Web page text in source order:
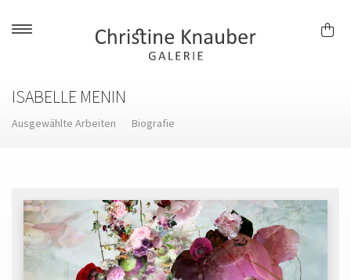
Skip
ISABELLE MENIN
Ausgewählte Arbeiten Biografie